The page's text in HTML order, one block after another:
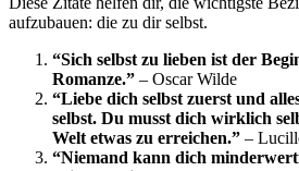
aufzubauen: die zu dir selbst.
“Sich selbst zu lieben ist der
Romanze.” – Oscar Wilde
“Liebe dich selbst zuerst und
selbst. Du musst dich wirklich
Welt etwas zu erreichen.” –
“Niemand kann dich